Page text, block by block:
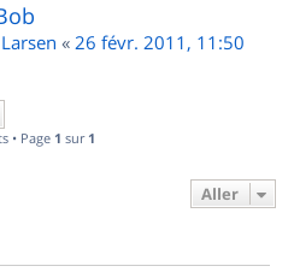
Larsen « 26 févr. 2011, 11:50
• Page 1 sur 1
Aller